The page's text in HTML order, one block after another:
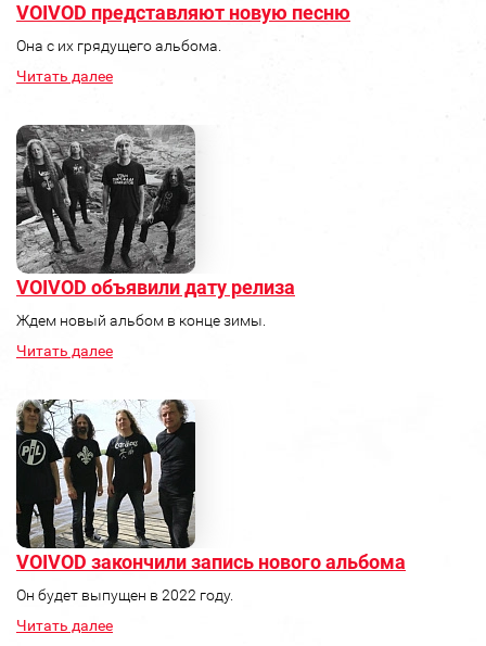
VOIVOD представляют новую песню
Она с их грядущего альбома.
Читать далее
VOIVOD объявили дату релиза
Ждем новый альбом в конце зимы.
Читать далее
VOIVOD закончили запись нового альбома
Он будет выпущен в 2022 году.
Читать далее